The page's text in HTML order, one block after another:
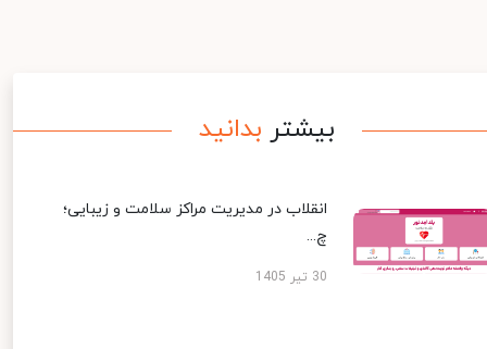
بیشتر بدانید
انقلاب در مدیریت مراکز سلامت و زیبایی؛
چ...
30 تیر 1405